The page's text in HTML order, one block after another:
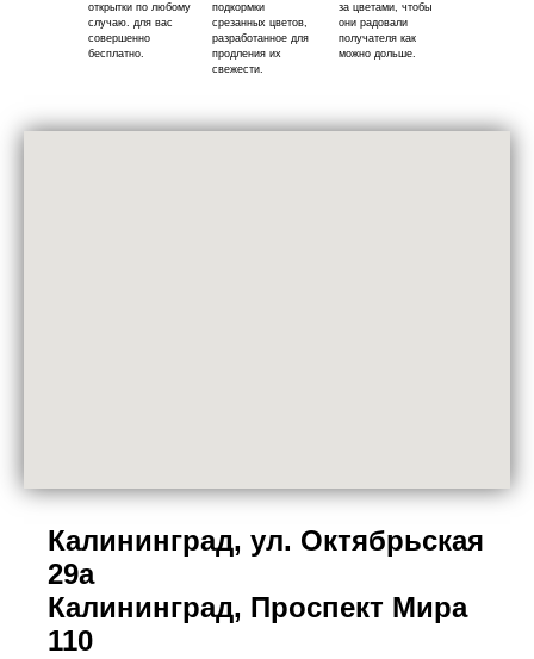
открытки по любому
случаю. для вас
совершенно
бесплатно.
подкормки
срезанных цветов,
разработанное для
продления их
свежести.
за цветами, чтобы
они радовали
получателя как
можно дольше.
Калининград, ул. Октябрьская
29а
Калининград, Проспект Мира
110